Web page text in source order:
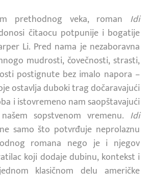
prethodnog veka, roman Idi
čitaocu potpunije i bogatije
Li. Pred nama je nezaboravna
mudrosti, čovečnosti, strasti,
postignute bez imalo napora –
ostavlja duboki trag dočaravajući
i istovremeno nam saopštavajući
sopstvenom vremenu. Idi
samo što potvrđuje neprolaznu
romana nego je i njegov
koji dodaje dubinu, kontekst i
klasičnom delu američke